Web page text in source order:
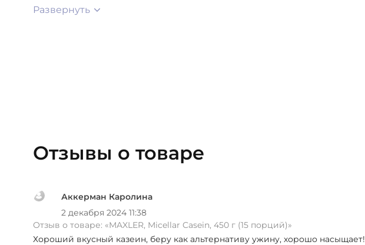
Развернуть
Отзывы о товаре
Аккерман Каролина
2 декабря 2024 11:38
Отзыв о товаре: «MAXLER, Micellar Casein, 450 г (15 порций)»
Хороший вкусный казеин, беру как альтернативу ужину, хорошо насыщает!